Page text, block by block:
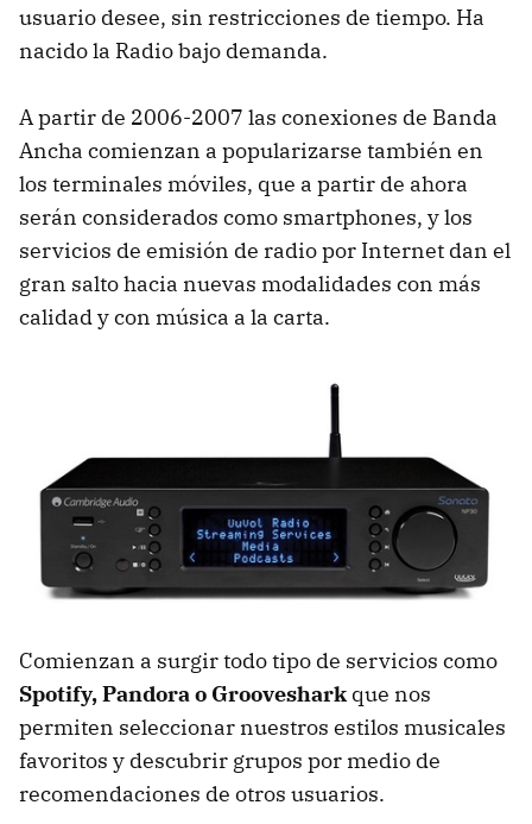
usuario desee, sin restricciones de tiempo. Ha
nacido la Radio bajo demanda.
A partir de 2006-2007 las conexiones de Banda
Ancha comienzan a popularizarse también en
los terminales móviles, que a partir de ahora
serán considerados como smartphones, y los
servicios de emisión de radio por Internet dan el
gran salto hacia nuevas modalidades con más
calidad y con música a la carta.
Comienzan a surgir todo tipo de servicios como
Spotify, Pandora o Groovesharkque nos
permiten seleccionar nuestros estilos musicales
favoritos y descubrir grupos por medio de
recomendaciones de otros usuarios.